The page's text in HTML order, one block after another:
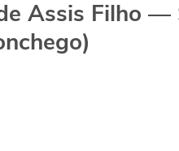
Assis Filho —